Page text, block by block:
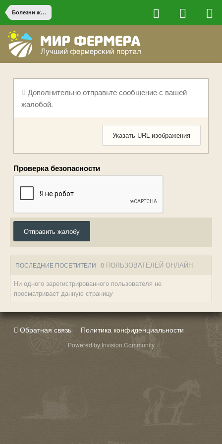
Болезни животных
Дополнительно отправьте сообщение с вашей
жалобой.
Указать URL изображения
Проверка безопасности
Отправить жалобу
ПОСЛЕДНИЕ ПОСЕТИТЕЛИ 0 ПОЛЬЗОВАТЕЛЕЙ ОНЛАЙН
Ни одного зарегистрированного пользователя не
просматривает данную страницу
Обратная связь Политика конфиденциальности
Powered by Invision Community